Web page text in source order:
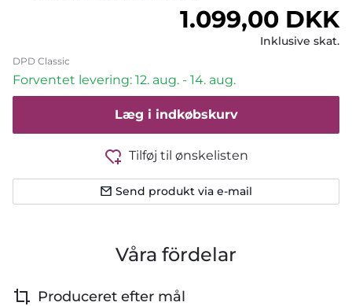
Normalpris
1.099,00 DKK
Inklusive skat.
DPD Classic
Forventet levering: 12. aug. - 14. aug.
Læg i indkøbskurv
Tilføj til ønskelisten
Send produkt via e-mail
Våra fördelar
Produceret efter mål